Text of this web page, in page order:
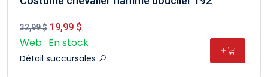
32,99 $ 19,99 $
Web : En stock
Détail succursales
+